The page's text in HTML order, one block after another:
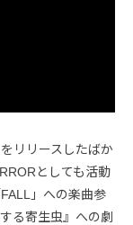
リリースしたばか
としても活動
」への楽曲参
る寄生虫』への劇